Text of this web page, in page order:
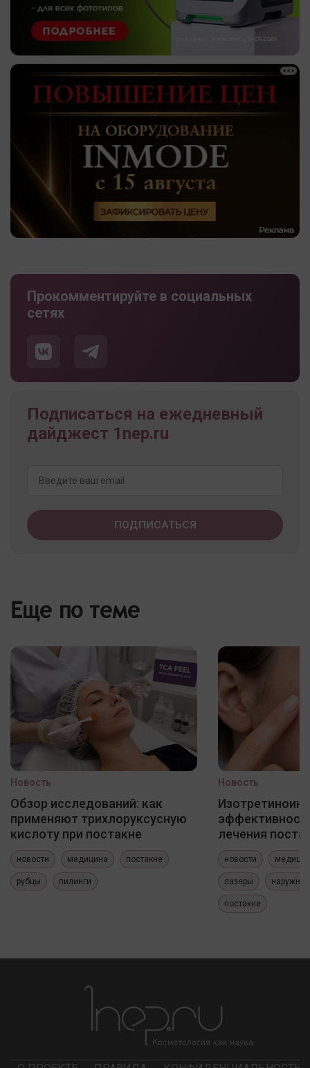
Прокомментируйте в социальных
сетях
Подписаться на ежедневный
дайджест 1nep.ru
Еще по теме
Новость
Обзор исследований: как
применяют трихлоруксусную
кислоту при постакне
новости медицина постакне
рубцы пилинги
Новость
Изотретиноин
лечения
новости
лазеры
постакне